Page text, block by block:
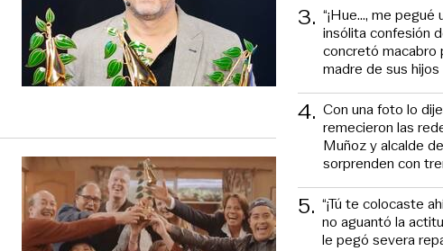
3. “¡Hue..., me pegué
insólita confesión
concretó macabro
madre de sus hijos
4. Con una foto lo
remecieron las
Muñoz y alcalde
sorprenden con
5. “¡Tú te colocaste
no aguantó la
le pegó severa